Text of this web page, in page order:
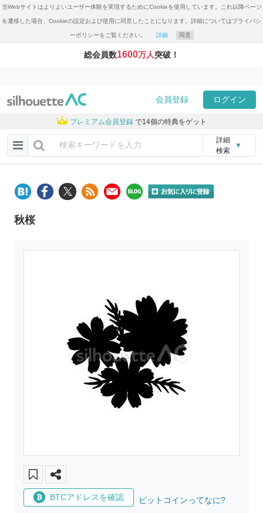
当Webサイトはよりよいユーザー体験を実現するためにCookieを使用しています。これ以降ページ
を遷移した場合、Cookieの設定および使用に同意したことになります。詳細についてはプライバシ
ーポリシーをご覧ください。 詳細 同意
総会員数1600万人突破！
会員登録 ログイン
プレミアム会員登録 で14個の特典をゲット
詳細
検索
▼
秋桜
BTCアドレスを確認 ビットコインってなに?